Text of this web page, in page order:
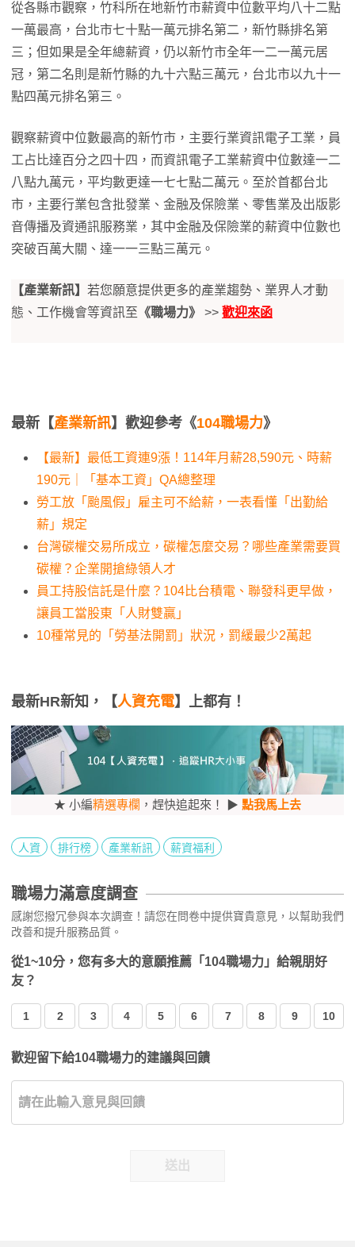
從各縣市觀察，竹科所在地新竹市薪資中位數平均八十二點
一萬最高，台北市七十點一萬元排名第二，新竹縣排名第
三；但如果是全年總薪資，仍以新竹市全年一二一萬元居
冠，第二名則是新竹縣的九十六點三萬元，台北市以九十一
點四萬元排名第三。
觀察薪資中位數最高的新竹市，主要行業資訊電子工業，員
工占比達百分之四十四，而資訊電子工業薪資中位數達一二
八點九萬元，平均數更達一七七點二萬元。至於首都台北
市，主要行業包含批發業、金融及保險業、零售業及出版影
音傳播及資通訊服務業，其中金融及保險業的薪資中位數也
突破百萬大關、達一一三點三萬元。
【產業新訊】 若您願意提供更多的產業趨勢、業界人才動
態、工作機會等資訊至 《職場力》 >> 歡迎來函
最新【產業新訊】歡迎參考《104職場力》
【最新】最低工資連9漲！114年月薪28,590元、時薪
190元｜「基本工資」QA總整理
勞工放「颱風假」雇主可不給薪，一表看懂「出勤給
薪」規定
台灣碳權交易所成立，碳權怎麼交易？哪些產業需要買
碳權？企業開搶綠領人才
員工持股信託是什麼？104比台積電、聯發科更早做，
讓員工當股東「人財雙贏」
10種常見的「勞基法開罰」狀況，罰緩最少2萬起
最新HR新知，【人資充電】上都有！
★ 小編精選專欄 ，趕快追起來！ ▶ 點我馬上去
人資 排行榜 產業新訊 薪資福利
職場力滿意度調查
感謝您撥冗參與本次調查！請您在問卷中提供寶貴意見，以幫助我們
改善和提升服務品質。
從1~10分，您有多大的意願推薦「104職場力」給親朋好
友？
1 2 3 4 5 6 7 8 9 10
歡迎留下給104職場力的建議與回饋
送出